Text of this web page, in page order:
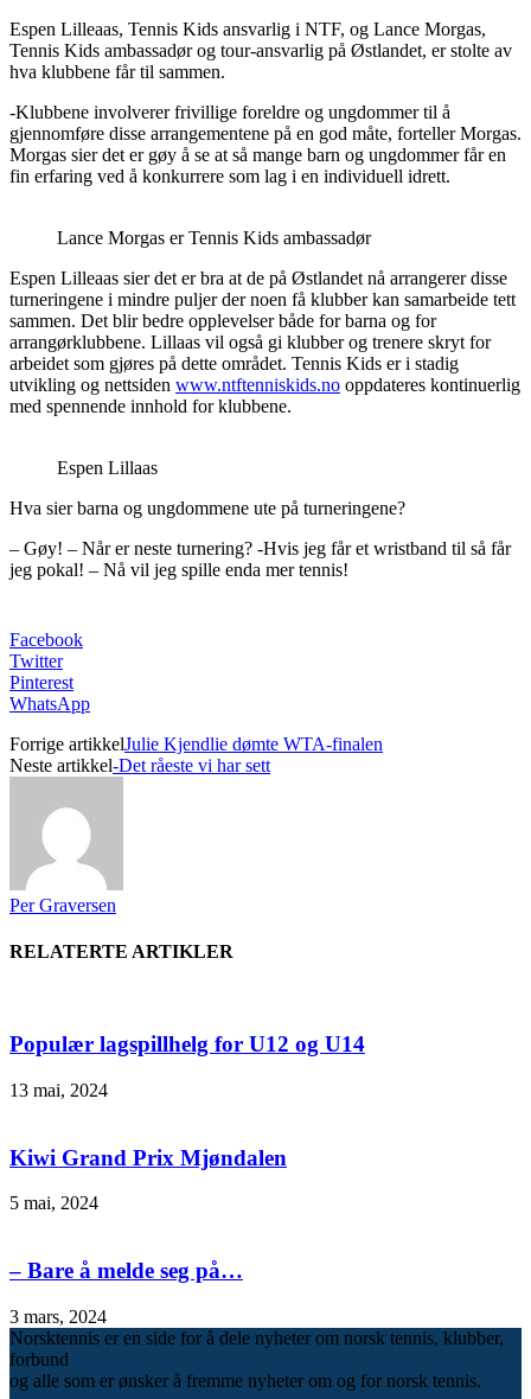
Espen Lilleaas, Tennis Kids ansvarlig i NTF, og Lance Morgas,
Tennis Kids ambassadør og tour-ansvarlig på Østlandet, er stolte av
hva klubbene får til sammen.
-Klubbene involverer frivillige foreldre og ungdommer til å
gjennomføre disse arrangementene på en god måte, forteller Morgas.
Morgas sier det er gøy å se at så mange barn og ungdommer får en
fin erfaring ved å konkurrere som lag i en individuell idrett.
Lance Morgas er Tennis Kids ambassadør
Espen Lilleaas sier det er bra at de på Østlandet nå arrangerer disse
turneringene i mindre puljer der noen få klubber kan samarbeide tett
sammen. Det blir bedre opplevelser både for barna og for
arrangørklubbene. Lillaas vil også gi klubber og trenere skryt for
arbeidet som gjøres på dette området. Tennis Kids er i stadig
utvikling og nettsiden www.ntftenniskids.no oppdateres kontinuerlig
med spennende innhold for klubbene.
Espen Lillaas
Hva sier barna og ungdommene ute på turneringene?
– Gøy! – Når er neste turnering? -Hvis jeg får et wristband til så får
jeg pokal! – Nå vil jeg spille enda mer tennis!
Facebook
Twitter
Pinterest
WhatsApp
Forrige artikkelJulie Kjendlie dømte WTA-finalen
Neste artikkel-Det råeste vi har sett
Per Graversen
RELATERTE ARTIKLER
Populær lagspillhelg for U12 og U14
13 mai, 2024
Kiwi Grand Prix Mjøndalen
5 mai, 2024
– Bare å melde seg på…
3 mars, 2024
Norsktennis er en side for å dele nyheter om norsk tennis, klubber,
forbund
og alle som er ønsker å fremme nyheter om og for norsk tennis.